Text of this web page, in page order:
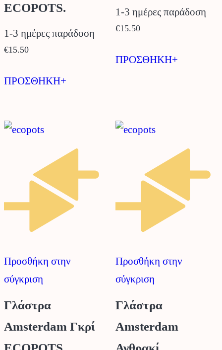
ECOPOTS.
1-3 ημέρες παράδοση
€15.50
ΠΡΟΣΘΗΚΗ+
1-3 ημέρες παράδοση
€15.50
ΠΡΟΣΘΗΚΗ+
Προσθήκη στην
σύγκριση
Γλάστρα
Amsterdam Γκρί
Προσθήκη στην
σύγκριση
Γλάστρα
Amsterdam